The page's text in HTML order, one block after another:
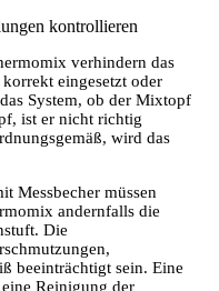
kontrollieren
verhindern das
eingesetzt oder
System, ob der Mixtopf
ist er nicht richtig
wird das
Messbecher müssen
andernfalls die
Die
beeinträchtigt sein. Eine
Reinigung der